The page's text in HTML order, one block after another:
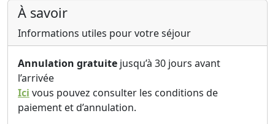
À savoir
Informations utiles pour votre séjour
Annulation gratuite jusqu’à 30 jours avant
l’arrivée
Ici vous pouvez consulter les conditions de
paiement et d’annulation.